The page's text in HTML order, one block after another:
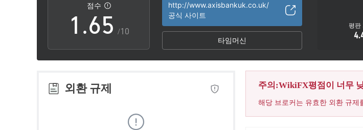
점수
1
2
3
.6
7
8
5
6
7
/10
http://www.axisbankuk.co.uk/
공식 사이트
타임머신
평판
외환 규제 주의:WikiFX평점이 너무
해당 브로커는 유효한 외환 규제